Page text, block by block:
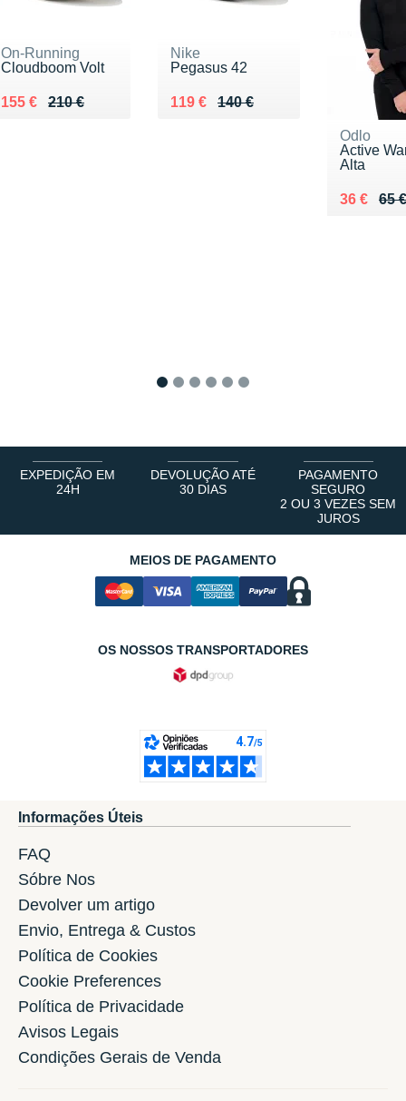
On-Running
Cloudboom Volt
210 €
Au lieu de 210 €
155 €
Vendu 155 €
Nike
Pegasus 42
140 €
Au lieu de 140 €
119 €
Vendu 119 €
Odlo
Active
Alta
65 €
Au lieu
36 €
Vendu 36
EXPEDIÇÃO EM
24H
DEVOLUÇÃO ATÉ
30 DIAS
PAGAMENTO
SEGURO
2 OU 3 VEZES SEM
JUROS
MEIOS DE PAGAMENTO
OS NOSSOS TRANSPORTADORES
Informações Úteis
FAQ
Sóbre Nos
Devolver um artigo
Envio, Entrega & Custos
Política de Cookies
Cookie Preferences
Política de Privacidade
Avisos Legais
Condições Gerais de Venda